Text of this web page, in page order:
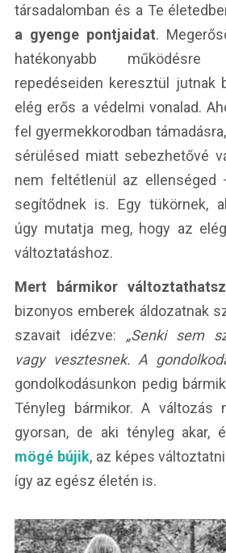
társadalomban és a Te
a gyenge pontjaidat.
hatékonyabb
repedéseiden keresztül jutnak
elég erős a védelmi vonalad.
fel gyermekkorodban
sérülésed miatt sebezhetővé
nem feltétlenül az
segítődnek is. Egy tükörnek,
úgy mutatja meg, hogy az
változtatáshoz.
Mert bármikor változtathatsz
bizonyos emberek áldozatnak
szavait idézve: „Senki sem
vagy vesztesnek. A
gondolkodásunkon pedig
Tényleg bármikor. A változás
gyorsan, de aki tényleg akar,
mögé bújik, az képes
így az egész életén is.